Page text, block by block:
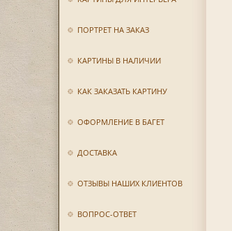
ПОРТРЕТ НА ЗАКАЗ
КАРТИНЫ В НАЛИЧИИ
КАК ЗАКАЗАТЬ КАРТИНУ
ОФОРМЛЕНИЕ В БАГЕТ
ДОСТАВКА
ОТЗЫВЫ НАШИХ КЛИЕНТОВ
ВОПРОС-ОТВЕТ